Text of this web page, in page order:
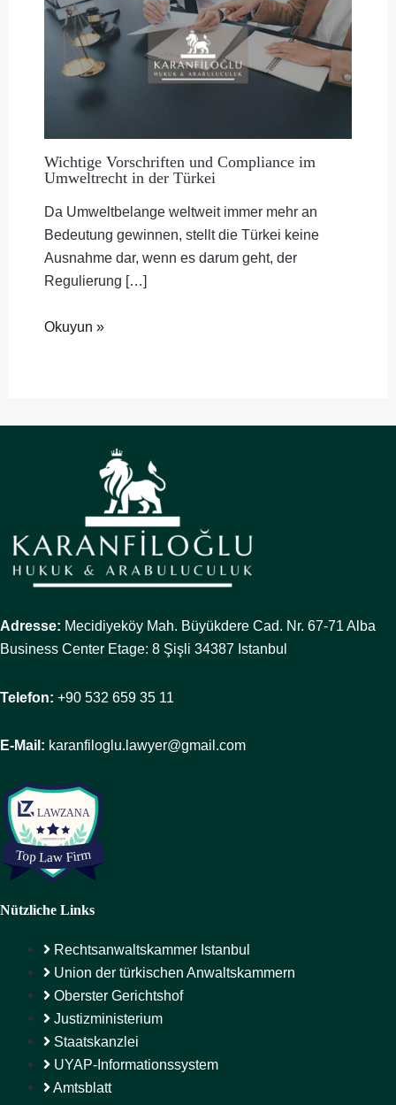
Wichtige Vorschriften und Compliance im
Umweltrecht in der Türkei
Da Umweltbelange weltweit immer mehr an
Bedeutung gewinnen, stellt die Türkei keine
Ausnahme dar, wenn es darum geht, der
Regulierung […]
Okuyun »
Adresse: Mecidiyeköy Mah. Büyükdere Cad. Nr. 67-71 Alba
Business Center Etage: 8 Şişli 34387 Istanbul
Telefon: +90 532 659 35 11
E-Mail: karanfiloglu.lawyer@gmail.com
Nützliche Links
Rechtsanwaltskammer Istanbul
Union der türkischen Anwaltskammern
Oberster Gerichtshof
Justizministerium
Staatskanzlei
UYAP-Informationssystem
Amtsblatt